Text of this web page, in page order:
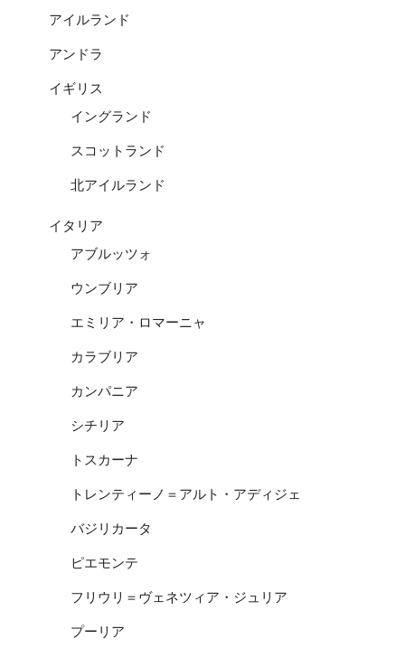
アイルランド
アンドラ
イギリス
イングランド
スコットランド
北アイルランド
イタリア
アブルッツォ
ウンブリア
エミリア・ロマーニャ
カラブリア
カンパニア
シチリア
トスカーナ
トレンティーノ＝アルト・アディジェ
バジリカータ
ピエモンテ
フリウリ＝ヴェネツィア・ジュリア
プーリア